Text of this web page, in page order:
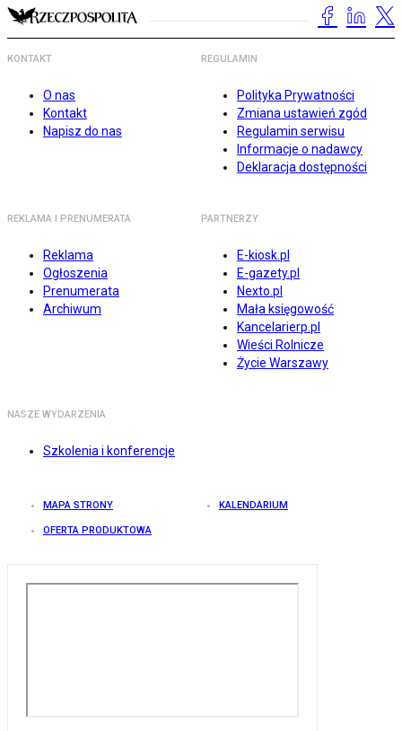
KONTAKT
O nas
Kontakt
Napisz do nas
REGULAMIN
Polityka Prywatności
Zmiana ustawień zgód
Regulamin serwisu
Informacje o nadawcy
Deklaracja dostępności
REKLAMA I PRENUMERATA
Reklama
Ogłoszenia
Prenumerata
Archiwum
PARTNERZY
E-kiosk.pl
E-gazety.pl
Nexto.pl
Mała księgowość
Kancelarierp.pl
Wieści Rolnicze
Życie Warszawy
NASZE WYDARZENIA
Szkolenia i konferencje
MAPA STRONY KALENDARIUM
OFERTA PRODUKTOWA